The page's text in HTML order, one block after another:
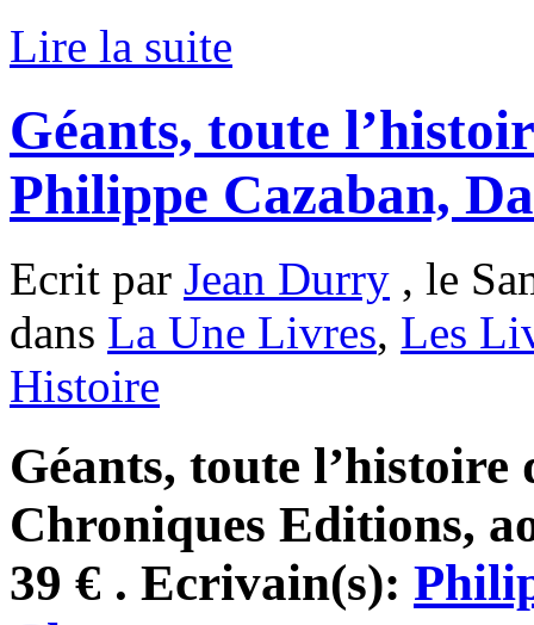
Lire la suite
Géants, toute
Philippe Cazaban,
Ecrit par Jean Durry , le
dans La Une Livres, Les
Histoire
Géants, toute
Chroniques Editions,
39 € . Ecrivain(s):